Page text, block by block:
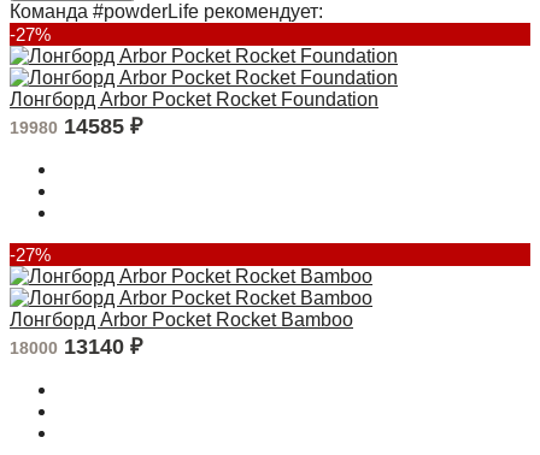
Команда #powderLife рекомендует:
-27%
Лонгборд Arbor Pocket Rocket Foundation
19980 14585 ₽
-27%
Лонгборд Arbor Pocket Rocket Bamboo
18000 13140 ₽